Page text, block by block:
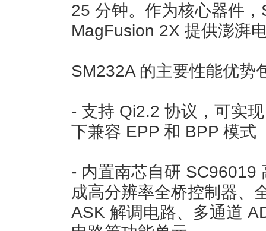
25 分钟。作为核心器件
MagFusion 2X 提供澎湃
SM232A 的主要性能优势
- 支持 Qi2.2 协议，可实
下兼容 EPP 和 BPP 模式
- 内置南芯自研 SC96019
成高分辨率全桥控制器、
ASK 解调电路、多通道